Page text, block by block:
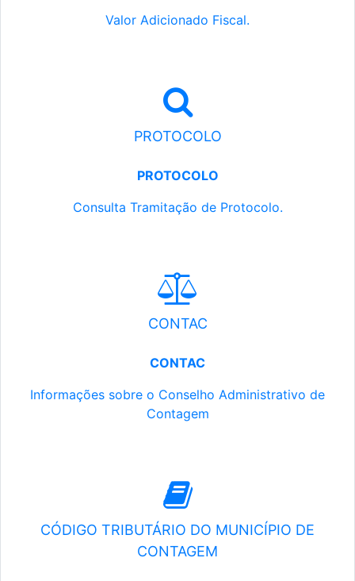
Valor Adicionado Fiscal.
PROTOCOLO
PROTOCOLO
Consulta Tramitação de Protocolo.
CONTAC
CONTAC
Informações sobre o Conselho Administrativo de
Contagem
CÓDIGO TRIBUTÁRIO DO MUNICÍPIO DE
CONTAGEM